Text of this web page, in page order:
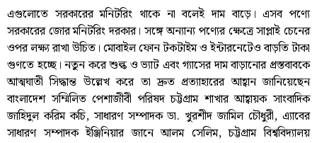
এগুলোতে সরকারের মনিটরিং থাকে না বলেই দাম বাড়ে। এসব পণ্যে
সরকারের জোর মনিটরিং দরকার। সঙ্গে অন্যান্য পণ্যের ক্ষেত্রে সাপ্লাই চেনের
ওপর লক্ষ্য রাখা উচিত। মোবাইল ফোন টকটাইম ও ইন্টারনেটেও বাড়তি টাকা
গুণতে হচ্ছে। নতুন করে শুল্ক ও ভ্যাট এবং গ্যাসের দাম বাড়ানোর প্রস্তবাবকে
আত্মঘাতী সিদ্ধান্ত উল্লেখ করে তা দ্রুত প্রত্যাহারের আহ্বান জানিয়েছেন
বাংলাদেশ সম্মিলিত পেশাজীবী পরিষদ চট্টগ্রাম শাখার আহ্বায়ক সাংবাদিক
জাহিদুল করিম কচি, সাধারণ সম্পাদক ডা. খুরশীদ জামিল চৌধুরী, এ্যাবের
সাধারণ সম্পাদক ইঞ্জিনিয়ার জানে আলম সেলিম, চট্টগ্রাম বিশ্ববিদ্যালয়